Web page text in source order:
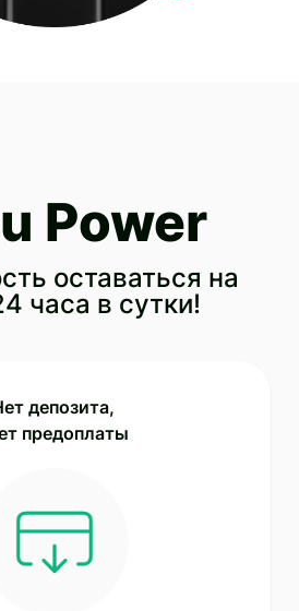
Power
оставаться на
часа в сутки!
депозита,
предоплаты